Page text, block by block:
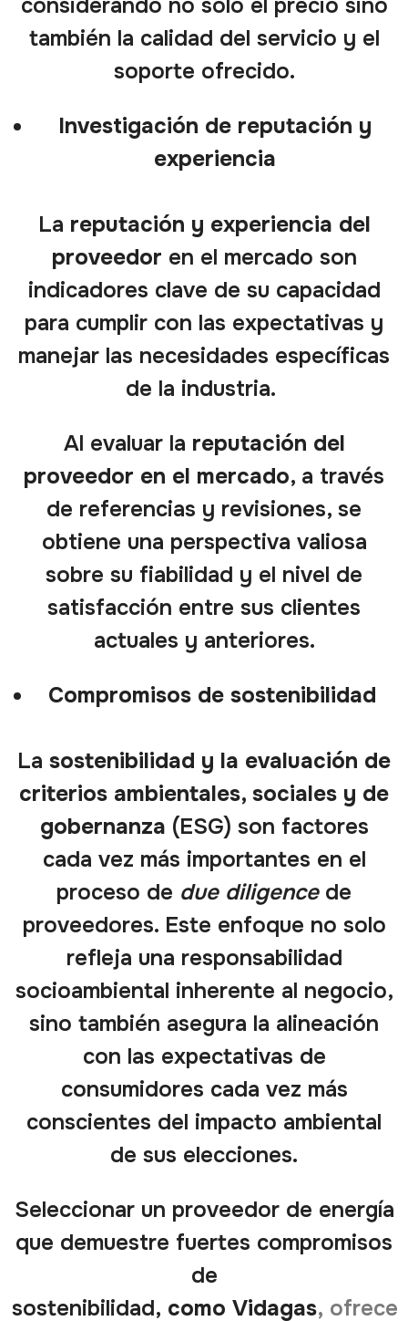
también la calidad del servicio y el
soporte ofrecido.
Investigación de reputación y
experiencia
La reputación y experiencia del
proveedor en el mercado son
indicadores clave de su capacidad
para cumplir con las expectativas y
manejar las necesidades específicas
de la industria.
Al evaluar la reputación del
proveedor en el mercado, a través
de referencias y revisiones, se
obtiene una perspectiva valiosa
sobre su fiabilidad y el nivel de
satisfacción entre sus clientes
actuales y anteriores.
Compromisos de sostenibilidad
La sostenibilidad y la evaluación de
criterios ambientales, sociales y de
gobernanza (ESG) son factores
cada vez más importantes en el
proceso de due diligencede
proveedores. Este enfoque no solo
refleja una responsabilidad
socioambiental inherente al negocio,
sino también asegura la alineación
con las expectativas de
consumidores cada vez más
conscientes del impacto ambiental
de sus elecciones.
Seleccionar un proveedor de energía
que demuestre fuertes compromisos
de
sostenibilidad, comoVidagas, ofrece